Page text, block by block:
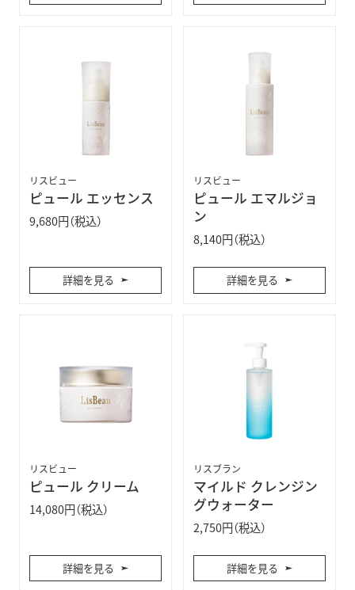
リスビュー
ピュール エッセンス
9,680円（税込）
詳細を見る
リスビュー
ピュール エマルジョ
ン
8,140円（税込）
詳細を見る
リスビュー
ピュール クリーム
14,080円（税込）
詳細を見る
リスブラン
マイルド クレンジン
グウォーター
2,750円（税込）
詳細を見る